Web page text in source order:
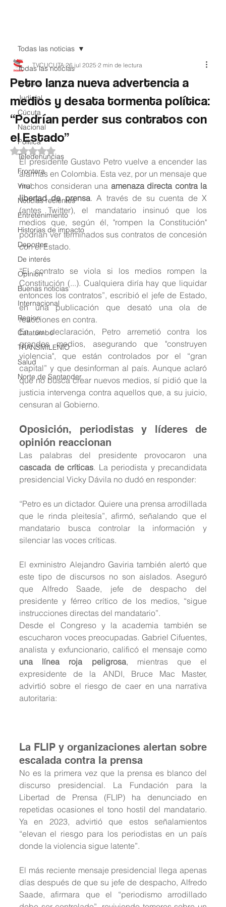
Todas las noticias
EnVivo
Judicial
Cúcuta
Nacional
Política
Teledenuncias
Frontera
Viral
Noticias recientes
Entretenimiento
Historias de impacto
Deportes
De interés
Opinión
Buenas noticias
Internacional
Region
Catatumbo
TRANSMILENIO
Salud
Norte de Santander
Todas las noticias
Petro lanza nueva advertencia a
medios y desata tormenta política:
“Podrían perder sus contratos con
el Estado”
TVCUCUTA 26 jul 2025 2 min de lectura
Obtuvo NaN de 5 estrellas.
El presidente Gustavo Petro vuelve a encender las
alarmas en Colombia. Esta vez, por un mensaje que
muchos consideran una amenaza directa contra la
libertad de prensa. A través de su cuenta de X
(antes Twitter), el mandatario insinuó que los
medios que, según él, "rompen la Constitución"
podrían ver terminados sus contratos de concesión
con el Estado.
“El contrato se viola si los medios rompen la
Constitución (...). Cualquiera diría hay que liquidar
entonces los contratos”, escribió el jefe de Estado,
en una publicación que desató una ola de
reacciones en contra.
En su declaración, Petro arremetió contra los
grandes medios, asegurando que "construyen
violencia", que están controlados por el “gran
capital” y que desinforman al país. Aunque aclaró
que no busca crear nuevos medios, sí pidió que la
justicia intervenga contra aquellos que, a su juicio,
censuran al Gobierno.
Oposición, periodistas y líderes de
opinión reaccionan
cascada de críticas. La periodista y precandidata
presidencial Vicky Dávila no dudó en responder:
“Petro es un dictador. Quiere una prensa arrodillada
que le rinda pleitesía”, afirmó, señalando que el
mandatario busca controlar la información y
silenciar las voces críticas.
El exministro Alejandro Gaviria también alertó que
este tipo de discursos no son aislados. Aseguró
que Alfredo Saade, jefe de despacho del
presidente y férreo crítico de los medios, “sigue
instrucciones directas del mandatario”.
Desde el Congreso y la academia también se
escucharon voces preocupadas. Gabriel Cifuentes,
una línea roja peligrosa, mientras que el
expresidente de la ANDI, Bruce Mac Master,
advirtió sobre el riesgo de caer en una narrativa
autoritaria:
La FLIP y organizaciones alertan sobre
escalada contra la prensa
No es la primera vez que la prensa es blanco del
discurso presidencial. La Fundación para la
Libertad de Prensa (FLIP) ha denunciado en
repetidas ocasiones el tono hostil del mandatario.
Ya en 2023, advirtió que estos señalamientos
“elevan el riesgo para los periodistas en un país
donde la violencia sigue latente”.
El más reciente mensaje presidencial llega apenas
días después de que su jefe de despacho, Alfredo
Saade, afirmara que el “periodismo arrodillado